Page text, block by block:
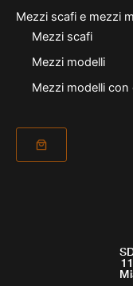
Mezzi scafi e mezzi
Mezzi scafi
Mezzi modelli
Mezzi modelli